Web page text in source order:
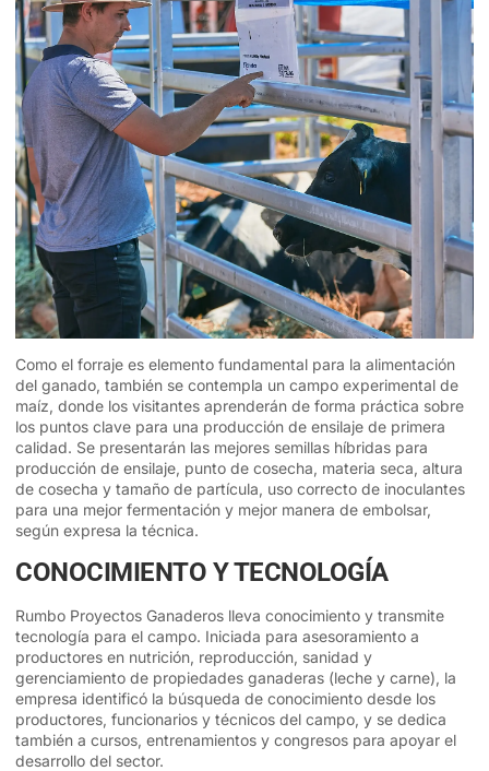
Como el forraje es elemento fundamental para la alimentación
del ganado, también se contempla un campo experimental de
maíz, donde los visitantes aprenderán de forma práctica sobre
los puntos clave para una producción de ensilaje de primera
calidad. Se presentarán las mejores semillas híbridas para
producción de ensilaje, punto de cosecha, materia seca, altura
de cosecha y tamaño de partícula, uso correcto de inoculantes
para una mejor fermentación y mejor manera de embolsar,
según expresa la técnica.
CONOCIMIENTO Y TECNOLOGÍA
Rumbo Proyectos Ganaderos lleva conocimiento y transmite
tecnología para el campo. Iniciada para asesoramiento a
productores en nutrición, reproducción, sanidad y
gerenciamiento de propiedades ganaderas (leche y carne), la
empresa identificó la búsqueda de conocimiento desde los
productores, funcionarios y técnicos del campo, y se dedica
también a cursos, entrenamientos y congresos para apoyar el
desarrollo del sector.